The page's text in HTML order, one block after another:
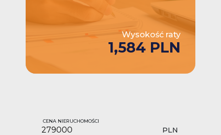
Wysokość raty
1,584 PLN
CENA NIERUCHOMOŚCI
PLN